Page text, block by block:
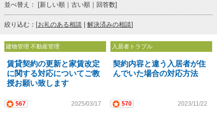
並べ替え： [新しい順｜ 古い順｜ 回答数]
絞り込む：[お礼のある相談 | 解決済みの相談]
建物管理 不動産管理
賃貸契約の更新と家賃改定
に関する対応についてご教
授お願い致します
567 2025/03/17
入居者トラブル
契約内容と違う入居者が住
んでいた場合の対応方法
570 2023/11/22